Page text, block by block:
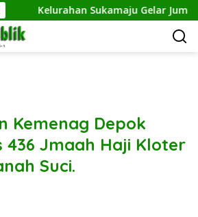
Kelurahan Sukamaju Gelar Jumat
Kemenag Depok
436 Jmaah Haji Kloter
Suci.